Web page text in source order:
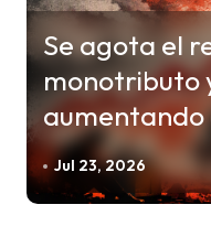
ó
n
e
e
n
Se agota el
monotributo
aumentando
Jul 23, 2026